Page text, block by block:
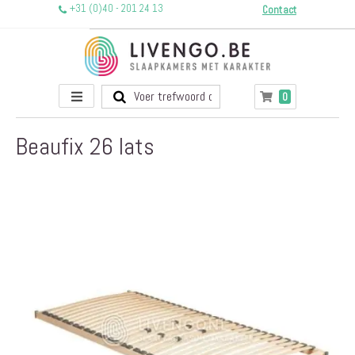
+31 (0)40 - 201 24 13 Contact
Toggle
Nav
Winkelwagen
0producten
Beaufix 26 lats